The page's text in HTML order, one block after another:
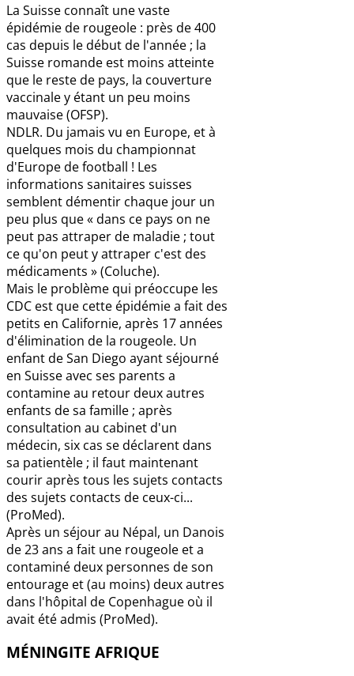
La Suisse connaît une vaste
épidémie de rougeole : près de 400
cas depuis le début de l'année ; la
Suisse romande est moins atteinte
que le reste de pays, la couverture
vaccinale y étant un peu moins
mauvaise (OFSP).
NDLR. Du jamais vu en Europe, et à
quelques mois du championnat
d'Europe de football ! Les
informations sanitaires suisses
semblent démentir chaque jour un
peu plus que « dans ce pays on ne
peut pas attraper de maladie ; tout
ce qu'on peut y attraper c'est des
médicaments » (Coluche).
Mais le problème qui préoccupe les
CDC est que cette épidémie a fait des
petits en Californie, après 17 années
d'élimination de la rougeole. Un
enfant de San Diego ayant séjourné
en Suisse avec ses parents a
contamine au retour deux autres
enfants de sa famille ; après
consultation au cabinet d'un
médecin, six cas se déclarent dans
sa patientèle ; il faut maintenant
courir après tous les sujets contacts
des sujets contacts de ceux-ci...
(ProMed).
Après un séjour au Népal, un Danois
de 23 ans a fait une rougeole et a
contaminé deux personnes de son
entourage et (au moins) deux autres
dans l'hôpital de Copenhague où il
avait été admis (ProMed).
MÉNINGITE AFRIQUE